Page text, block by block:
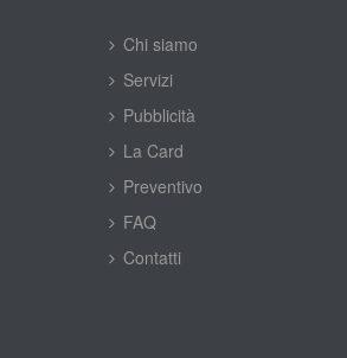
Chi siamo
Servizi
Pubblicità
La Card
Preventivo
FAQ
Contatti